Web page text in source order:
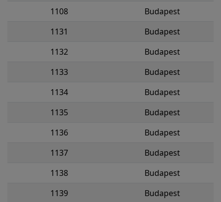
1108
Budapest
1131
Budapest
1132
Budapest
1133
Budapest
1134
Budapest
1135
Budapest
1136
Budapest
1137
Budapest
1138
Budapest
1139
Budapest